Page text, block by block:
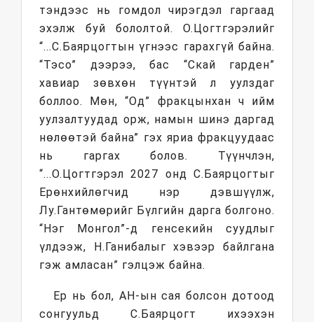
тэндээс нь гомдол чирэгдэл гаргаад
эхэлж буй бололтой. О.Цогтгэрэлийг
“...С.Баярцогтын үгнээс гарахгүй байна.
“Тэсо” дээрээ, бас “Скай гарден”
хавиар зөвхөн түүнтэй л уулздаг
боллоо. Мөн, “Од” фракцынхан ч ийм
уулзалтуудад орж, намын шинэ даргад
нөлөөтэй байна” гэх яриа фракцуудаас
нь гаргах болов. Түүнчлэн,
“...О.Цогтгэрэл 2027 онд С.Баярцогтыг
Ерөнхийлөгчид нэр дэвшүүлж,
Лу.Гантөмөрийг Бүлгийн дарга болгоно.
“Нэг Монгол”-д генсекийн суудлыг
үлдээж, Н.Ганибалыг хэвээр байлгана
гэж амласан” гэлцэж байна.
Ер нь бол, АН-ын сая болсон дотоод
сонгуульд С.Баярцогт ихээхэн